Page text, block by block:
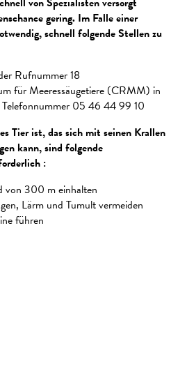
gering. Im Falle einer
schnell folgende Stellen zu
Rufnummer 18
für Meeressäugetiere (CRMM) in
05 46 44 99 10
Tier ist, das sich mit seinen Krallen
kann, sind folgende
:
von 300 m einhalten
Lärm und Tumult vermeiden
führen